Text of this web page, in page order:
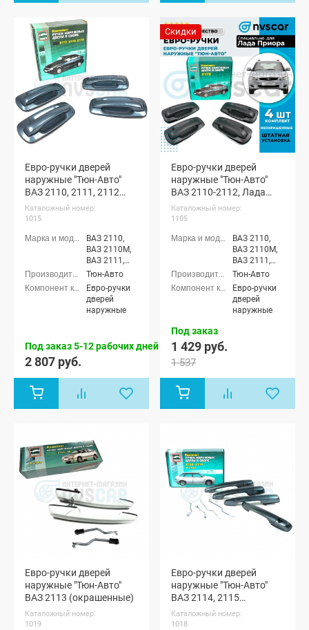
Евро-ручки дверей
наружные "Тюн-Авто"
ВАЗ 2110, 2111, 2112
(окрашенные)
Каталожный номер:
1015
ВАЗ 2110,
ВАЗ 2110М,
ВАЗ 2111,
ВАЗ 2112,
ВАЗ 21123
(купэ)
Тюн-Авто
Евро-ручки
дверей
наружные
Под заказ 5-12 рабочих дней
2 807 руб.
Скидки
Евро-ручки дверей
наружные "Тюн-Авто"
ВАЗ 2110-2112, Лада
Приора (неокрашенные)
Каталожный номер:
1105
ВАЗ 2110,
ВАЗ 2110М,
ВАЗ 2111,
ВАЗ 2112,
ВАЗ 21123
(купэ), Лада
Приора
седан (ВАЗ
хэтчбек (ВАЗ
Приора-2
хэтчбек (ВАЗ
21724)
Тюн-Авто
Евро-ручки
дверей
наружные
Под заказ
1 429 руб.
1 537
Евро-ручки дверей
наружные "Тюн-Авто"
ВАЗ 2113 (окрашенные)
Каталожный номер:
1019
Евро-ручки дверей
наружные "Тюн-Авто"
ВАЗ 2114, 2115
(окрашенные)
Каталожный номер:
1018